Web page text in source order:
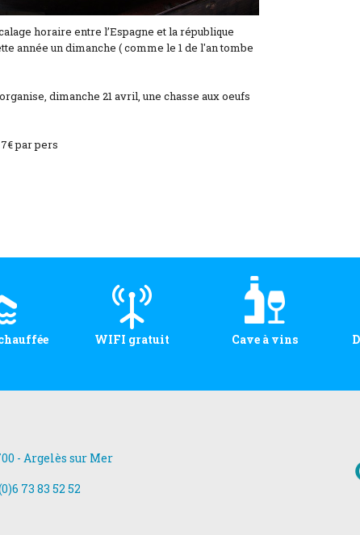
horaire entre l’Espagne et la république
année un dimanche ( comme le 1 de l'an tombe
dimanche 21 avril, une chasse aux oeufs
par pers
WIFI gratuit Cave à vins
- Argelès sur Mer
73 83 52 52